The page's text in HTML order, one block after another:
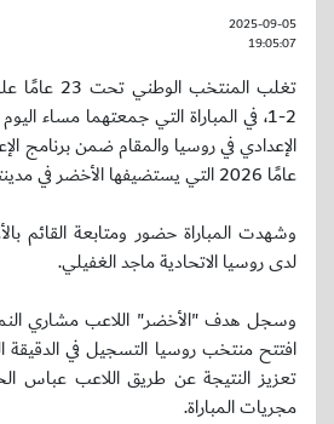
2025-09-05
19:05:07
تغلب
2-1، في المباراة التي جمعتهما مساء
عامًا 2026 التي يستضيفها الأخضر في مدينتي الرياض وجدة.
وشهدت المباراة حضور ومتابعة القائم
لدى روسيا الاتحادية ماجد الغفيلي.
افتتح منتخب روسيا التسجيل في الدقيقة
مجريات المباراة.